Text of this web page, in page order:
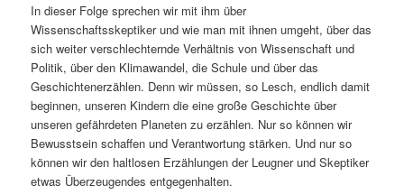
n
g
e
n
r
i
n
g
e
In dieser Folge sprechen wir mit ihm über
Wissenschaftsskeptiker und wie man mit ihnen umgeht, über das
sich weiter verschlechternde Verhältnis von Wissenschaft und
Politik, über den Klimawandel, die Schule und über das
Geschichtenerzählen. Denn wir müssen, so Lesch, endlich damit
beginnen, unseren Kindern die eine große Geschichte über
unseren gefährdeten Planeten zu erzählen. Nur so können wir
Bewusstsein schaffen und Verantwortung stärken. Und nur so
können wir den haltlosen Erzählungen der Leugner und Skeptiker
etwas Überzeugendes entgegenhalten.